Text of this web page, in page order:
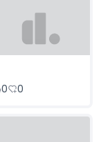
0 0